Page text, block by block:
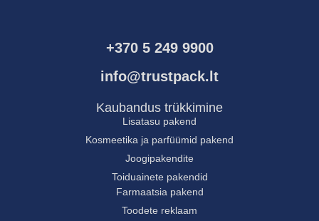
+370 5 249 9900
info@trustpack.lt
Kaubandus trükkimine
Lisatasu pakend
Kosmeetika ja parfüümid pakend
Joogipakendite
Toiduainete pakendid
Farmaatsia pakend
Toodete reklaam